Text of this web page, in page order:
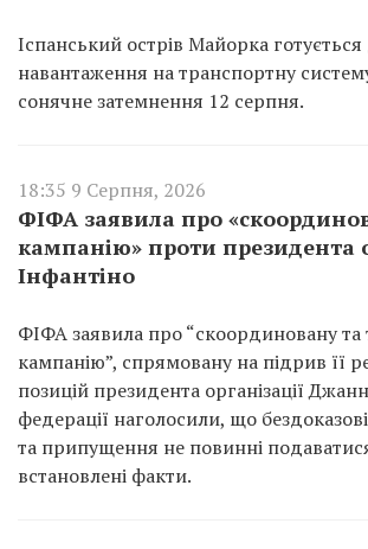
Іспанський острів Майорка
навантаження на транспортну
сонячне затемнення 12 серпня.
18:35 9 Серпня, 2026
ФІФА заявила про
кампанію» проти президента
Інфантіно
ФІФА заявила про “скоординовану та
кампанію”, спрямовану на підрив її
позицій президента організації
федерації наголосили, що
та припущення не повинні
встановлені факти.